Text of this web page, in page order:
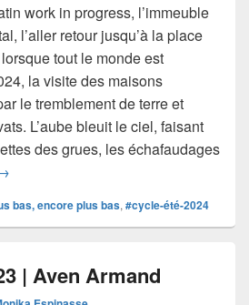
work in progress, l’immeuble
l’aller retour jusqu’à la place
tout le monde est
la visite des maisons
le tremblement de terre et
L’aube bleuit le ciel, faisant
des grues, les échafaudages
#23 | La rue déserte au
bas, encore plus bas, #cycle-été-2024
| Aven Armand